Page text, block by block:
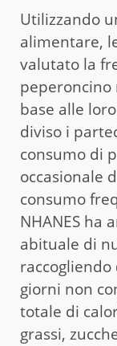
Utilizzando
alimentare,
valutato la
peperoncino
base alle
diviso i
consumo di
occasionale
consumo
NHANES ha
abituale di
giorni non
totale di
grassi,